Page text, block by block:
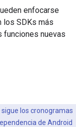
enfocarse
los SDKs más
funciones nuevas
sigue los cronogramas
de Android